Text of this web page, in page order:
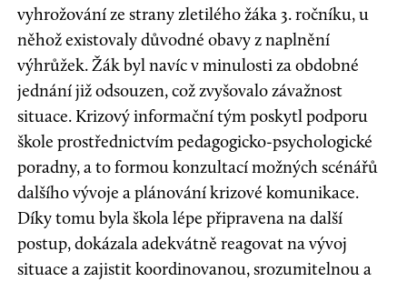
vyhrožování ze strany zletilého žáka 3. ročníku, u
něhož existovaly důvodné obavy z naplnění
výhrůžek. Žák byl navíc v minulosti za obdobné
jednání již odsouzen, což zvyšovalo závažnost
situace. Krizový informační tým poskytl podporu
škole prostřednictvím pedagogicko-psychologické
poradny, a to formou konzultací možných scénářů
dalšího vývoje a plánování krizové komunikace.
Díky tomu byla škola lépe připravena na další
postup, dokázala adekvátně reagovat na vývoj
situace a zajistit koordinovanou, srozumitelnou a